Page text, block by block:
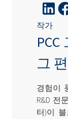
작가
그
경험이
R&D 전
터)이